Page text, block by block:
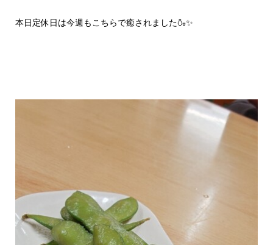
本日定休日は今週もこちらで癒されました🍶✨